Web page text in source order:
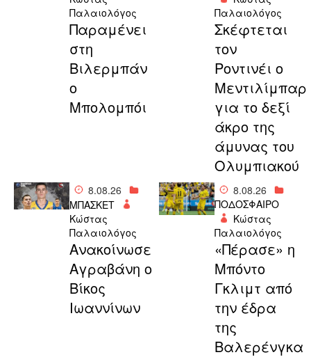
Παλαιολόγος
Παραμένει
στη
Βιλερμπάν
ο
Μπολομπόι
Παλαιολόγος
Σκέφτεται
τον
Ροντινέι ο
Μεντιλίμπαρ
για το δεξί
άκρο της
άμυνας του
Ολυμπιακού
8.08.26
ΜΠΑΣΚΕΤ
Κώστας
Παλαιολόγος
Aνακοίνωσε
Αγραβάνη ο
Βίκος
Ιωαννίνων
8.08.26
ΠΟΔΟΣΦΑΙΡΟ
Κώστας
Παλαιολόγος
«Πέρασε» η
Μπόντο
Γκλιμτ από
την έδρα
της
Βαλερένγκα